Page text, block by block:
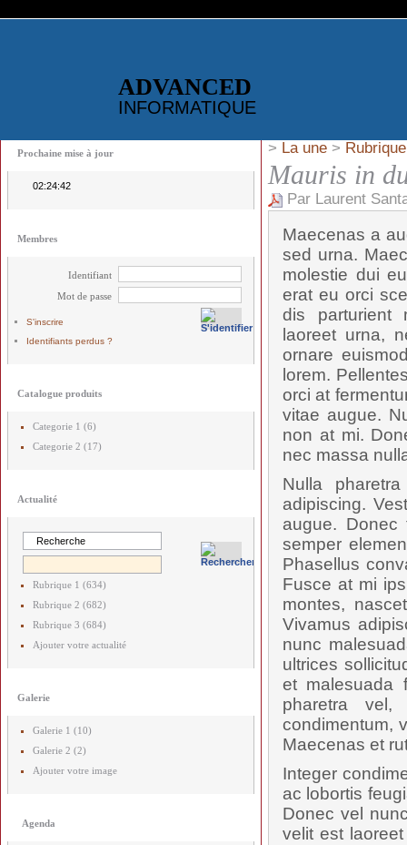
ADVANCED
INFORMATIQUE
Prochaine mise à jour
02:24:42
Membres
Identifiant
Mot de passe
S'inscrire
Identifiants perdus ?
Catalogue produits
Categorie 1 (6)
Categorie 2 (17)
Actualité
Rubrique 1 (634)
Rubrique 2 (682)
Rubrique 3 (684)
Ajouter votre actualité
Galerie
Galerie 1 (10)
Galerie 2 (2)
Ajouter votre image
Agenda
> La une >
Mauris in
Par Laurent
Maecenas a
sed urna.
molestie dui
erat eu orci
dis parturient
laoreet urna,
ornare
lorem.
orci at
vitae augue.
non at mi.
nec massa
Nulla
adipiscing.
augue. Donec
semper
Phasellus
Fusce at mi
montes,
Vivamus
nunc
ultrices
et malesuada
pharetra
condimentum,
Maecenas et
Integer
ac lobortis
Donec vel
velit est